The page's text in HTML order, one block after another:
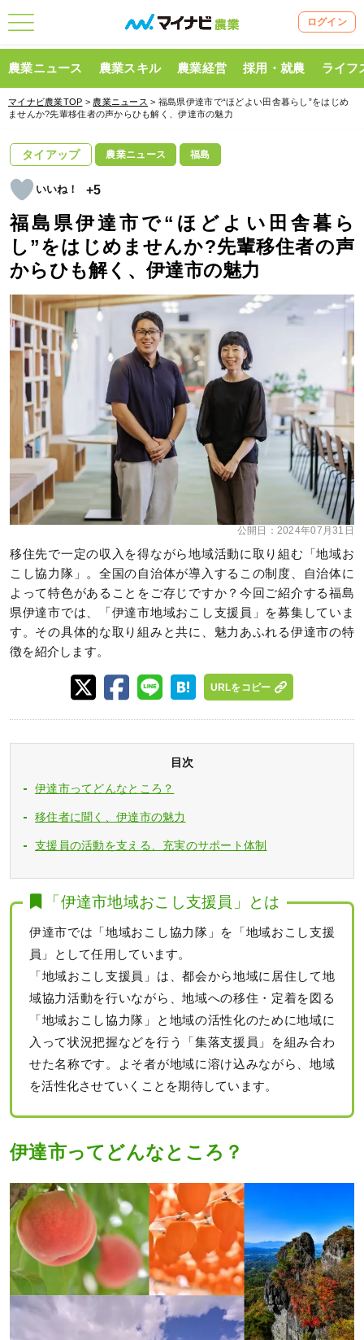
ログイン
農業ニュース 農業スキル 農業経営 採用・就農 ライフ
マイナビ農業TOP > 農業ニュース > 福島県伊達市で“ほどよい田舎暮らし”をはじめ
ませんか?先輩移住者の声からひも解く、伊達市の魅力
タイアップ 農業ニュース 福島
+5
福島県伊達市で“ほどよい田舎暮ら
し”をはじめませんか?先輩移住者の声
からひも解く、伊達市の魅力
公開日： 2024年07月31日
移住先で一定の収入を得ながら地域活動に取り組む「地域お
こし協力隊」。全国の自治体が導入するこの制度、自治体に
よって特色があることをご存じですか？今回ご紹介する福島
県伊達市では、「伊達市地域おこし支援員」を募集していま
す。その具体的な取り組みと共に、魅力あふれる伊達市の特
徴を紹介します。
URLをコピー
目次
伊達市ってどんなところ？
移住者に聞く、伊達市の魅力
支援員の活動を支える、充実のサポート体制
「伊達市地域おこし支援員」とは
伊達市では「地域おこし協力隊」を「地域おこし支援
員」として任用しています。
「地域おこし支援員」は、都会から地域に居住して地
域協力活動を行いながら、地域への移住・定着を図る
「地域おこし協力隊」と地域の活性化のために地域に
入って状況把握などを行う「集落支援員」を組み合わ
せた名称です。よそ者が地域に溶け込みながら、地域
を活性化させていくことを期待しています。
伊達市ってどんなところ？